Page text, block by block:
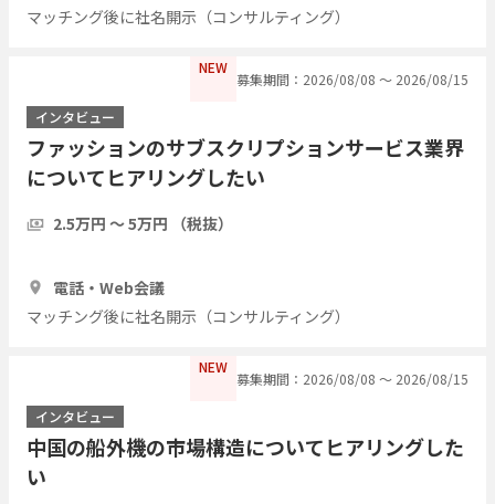
マッチング後に社名開示（コンサルティング）
NEW
募集期間：2026/08/08 〜 2026/08/15
インタビュー
ファッションのサブスクリプションサービス業界
についてヒアリングしたい
2.5万円 〜 5万円 （税抜）
電話・Web会議
マッチング後に社名開示（コンサルティング）
NEW
募集期間：2026/08/08 〜 2026/08/15
インタビュー
中国の船外機の市場構造についてヒアリングした
い